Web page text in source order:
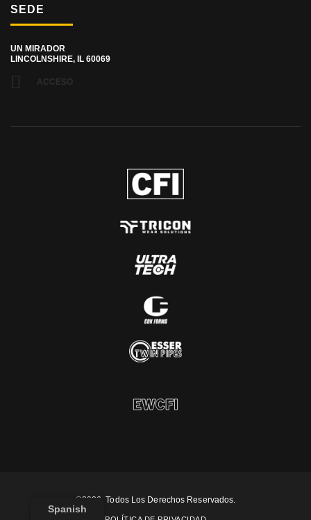
SEDE
UN MIRADOR
LINCOLNSHIRE, IL 60069
ACCESO
©2026. Todos Los Derechos Reservados.
Spanish